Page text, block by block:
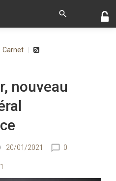
Carnet
nouveau
20/01/2021 0